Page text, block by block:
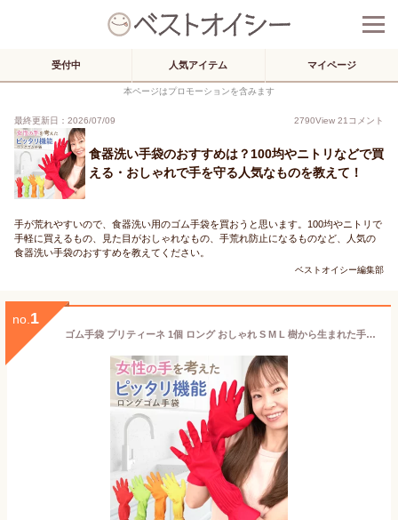
受付中 人気アイテム マイページ
本ページはプロモーションを含みます
最終更新日：2026/07/09 2790View 21 コメント
食器洗い手袋のおすすめは？100均やニトリなどで買
える・おしゃれで手を守る人気なものを教えて！
手が荒れやすいので、食器洗い用のゴム手袋を買おうと思います。100均やニトリで
手軽に買えるもの、見た目がおしゃれなもの、手荒れ防止になるものなど、人気の
食器洗い手袋のおすすめを教えてください。
ベストオイシー編集部
no. 1
ゴム手袋 プリティーネ 1個 ロング おしゃれ S M L 樹から生まれた手袋 女性の手を考えたぴったり設計 ダンロップ ホームプロダクツ かわいい キッチン ゴム 手袋 ロングタイプ 作業用 赤 黄色 緑 オレンジ お掃除食器洗い 天然ゴム 抗菌 ずれ防止 内側 綿 キッチン手袋